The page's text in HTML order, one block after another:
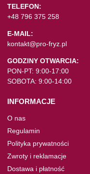
TELEFON:
+48 796 375 258
E-MAIL:
kontakt@pro-fryz.pl
GODZINY OTWARCIA:
PON-PT: 9:00-17:00
SOBOTA: 9:00-14:00
INFORMACJE
O nas
Regulamin
Polityka prywatności
Zwroty i reklamacje
Dostawa i płatność